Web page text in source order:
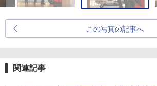
この写真の記事へ
関連記事